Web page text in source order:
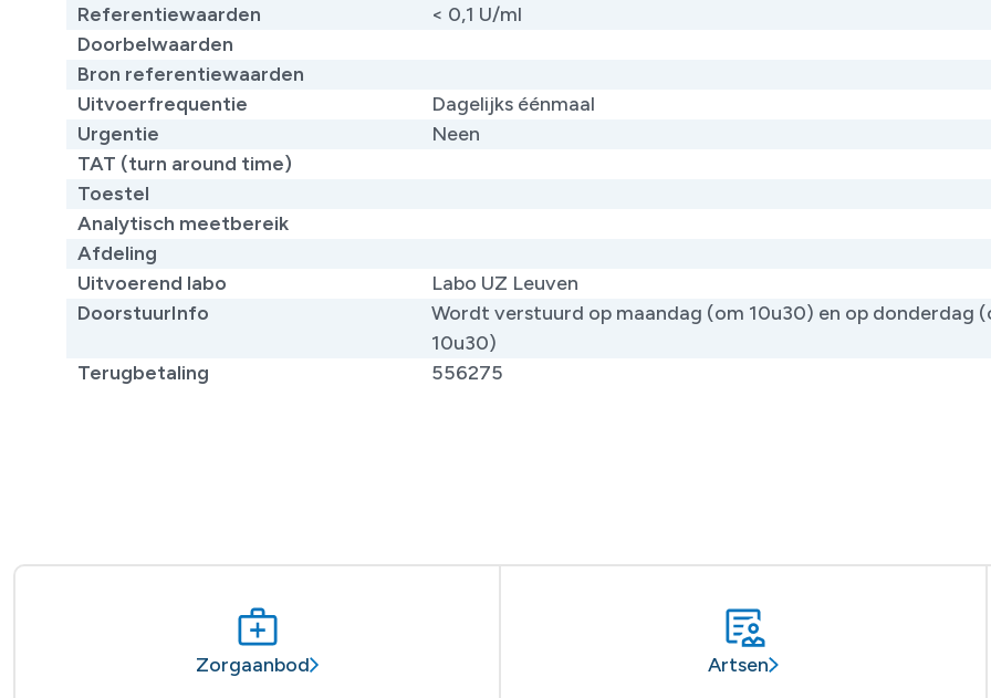
Referentiewaarden
< 0,1 U/ml
Doorbelwaarden
Bron referentiewaarden
Uitvoerfrequentie
Dagelijks éénmaal
Urgentie
Neen
TAT (turn around time)
Toestel
Analytisch meetbereik
Afdeling
Uitvoerend labo
Labo UZ Leuven
DoorstuurInfo
Wordt verstuurd op maandag (om 10u30) en op donderdag
10u30)
Terugbetaling
556275
Zorgaanbod Artsen